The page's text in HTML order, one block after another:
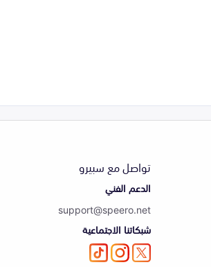
تواصل مع سبيرو
الدعم الفني
support@speero.net
شبكاتنا الاجتماعية